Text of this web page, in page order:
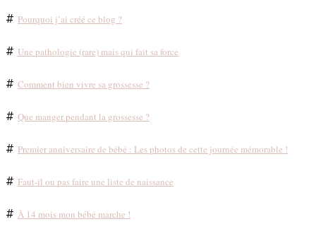
# Pourquoi j’ai créé ce blog ?
# Une pathologie (rare) mais qui fait sa force
# Comment bien vivre sa grossesse ?
# Que manger pendant la grossesse ?
# Premier anniversaire de bébé : Les photos de cette journée mémorable !
# Faut-il ou pas faire une liste de naissance
# À 14 mois mon bébé marche !